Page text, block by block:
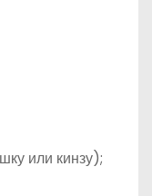
или кинзу);